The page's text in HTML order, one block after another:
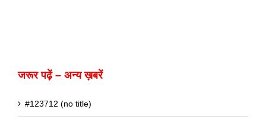
जरूर पढ़ें – अन्य ख़बरें
#123712 (no title)